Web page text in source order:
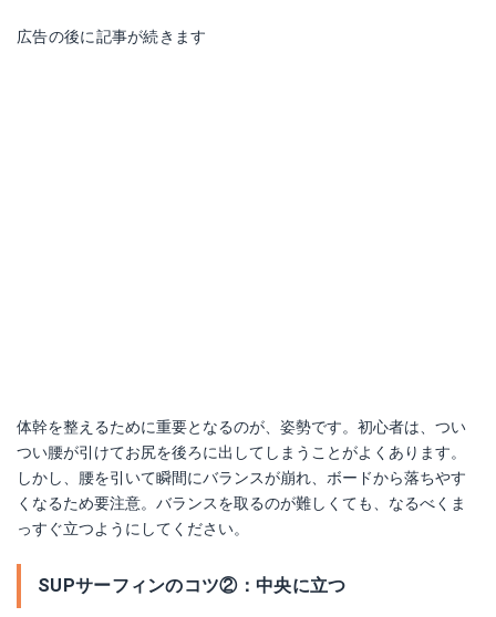
広告の後に記事が続きます
体幹を整えるために重要となるのが、姿勢です。初心者は、つい
つい腰が引けてお尻を後ろに出してしまうことがよくあります。
しかし、腰を引いて瞬間にバランスが崩れ、ボードから落ちやす
くなるため要注意。バランスを取るのが難しくても、なるべくま
っすぐ立つようにしてください。
SUPサーフィンのコツ②：中央に立つ